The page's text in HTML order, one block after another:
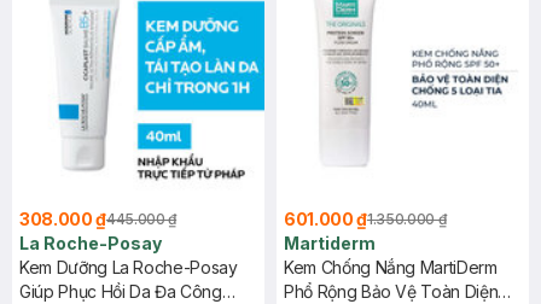
308.000 ₫445.000 ₫
La Roche-Posay
Kem Dưỡng La Roche-Posay
Giúp Phục Hồi Da Đa Công
601.000 ₫1.350.000 ₫
Martiderm
Kem Chống Nắng MartiDerm
Phổ Rộng Bảo Vệ Toàn Diện